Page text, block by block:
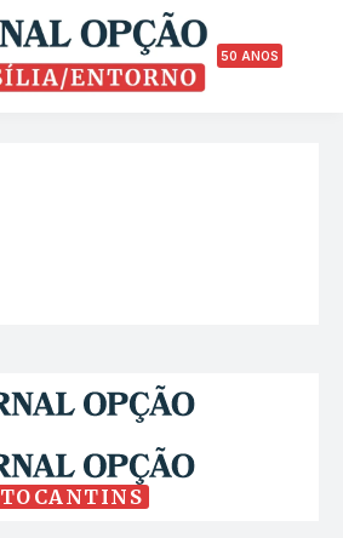
50 ANOS
TOCANTINS